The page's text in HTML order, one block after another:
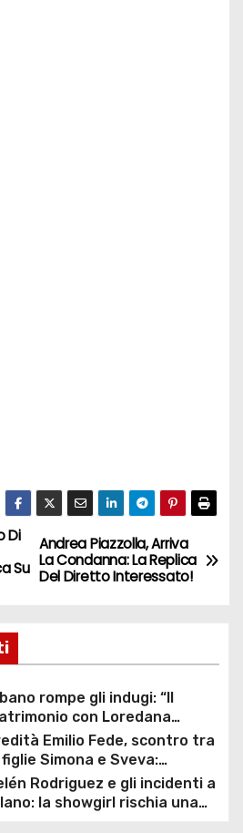
Andrea Piazzolla, Arriva
La Condanna: La Replica
Del Diretto Interessato!
Di
Su
rompe gli indugi: “Il
con Loredana
arriva”, la svolta dopo
insieme
Emilio Fede, scontro tra
Simona e Sveva:
contestazioni e
da milioni di euro al
della disputa
Rodriguez e gli incidenti a
la showgirl rischia una